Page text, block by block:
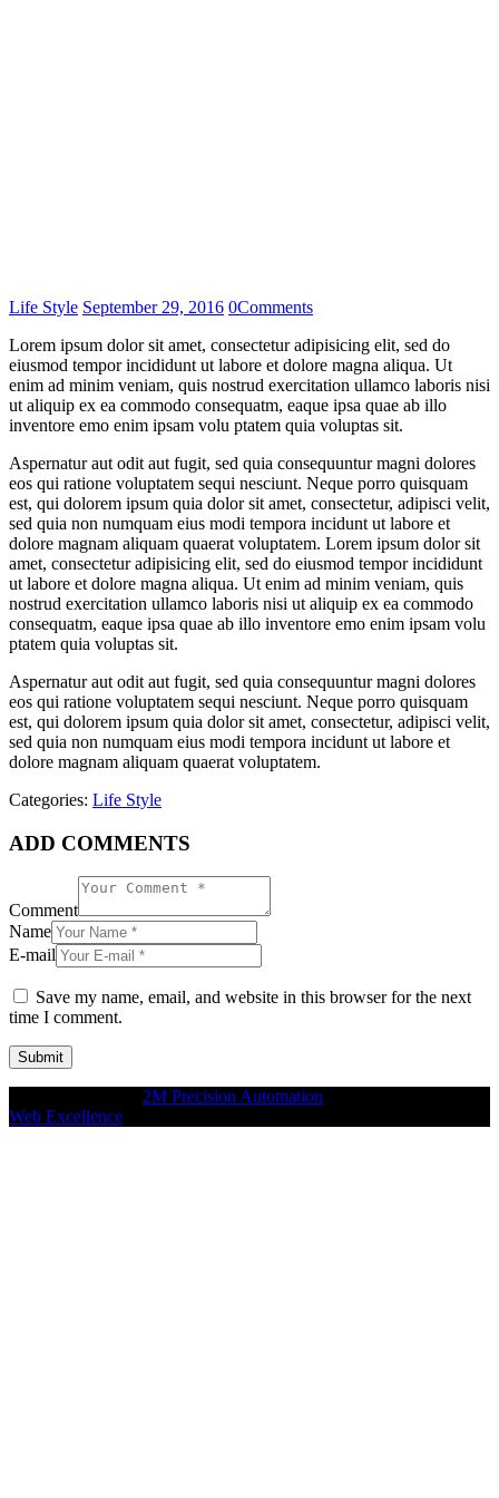
Life Style September 29, 2016 0Comments
Lorem ipsum dolor sit amet, consectetur adipisicing elit, sed do
eiusmod tempor incididunt ut labore et dolore magna aliqua. Ut
enim ad minim veniam, quis nostrud exercitation ullamco laboris nisi
ut aliquip ex ea commodo consequatm, eaque ipsa quae ab illo
inventore emo enim ipsam volu ptatem quia voluptas sit.
Aspernatur aut odit aut fugit, sed quia consequuntur magni dolores
eos qui ratione voluptatem sequi nesciunt. Neque porro quisquam
est, qui dolorem ipsum quia dolor sit amet, consectetur, adipisci velit,
sed quia non numquam eius modi tempora incidunt ut labore et
dolore magnam aliquam quaerat voluptatem. Lorem ipsum dolor sit
amet, consectetur adipisicing elit, sed do eiusmod tempor incididunt
ut labore et dolore magna aliqua. Ut enim ad minim veniam, quis
nostrud exercitation ullamco laboris nisi ut aliquip ex ea commodo
consequatm, eaque ipsa quae ab illo inventore emo enim ipsam volu
ptatem quia voluptas sit.
Aspernatur aut odit aut fugit, sed quia consequuntur magni dolores
eos qui ratione voluptatem sequi nesciunt. Neque porro quisquam
est, qui dolorem ipsum quia dolor sit amet, consectetur, adipisci velit,
sed quia non numquam eius modi tempora incidunt ut labore et
dolore magnam aliquam quaerat voluptatem.
Categories: Life Style
ADD COMMENTS
Comment
Name
E-mail
Save my name, email, and website in this browser for the next
time I comment.
2M Precision Automation
Web Excellence